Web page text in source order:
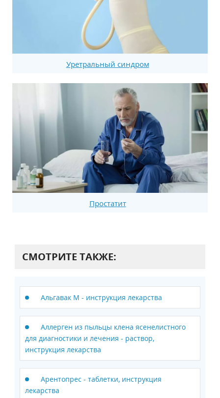
Уретральный синдром
Простатит
СМОТРИТЕ ТАКЖЕ:
Альгавак M - инструкция лекарства
Аллерген из пыльцы клена ясенелистного
для диагностики и лечения - раствор,
инструкция лекарства
Арентопрес - таблетки, инструкция
лекарства